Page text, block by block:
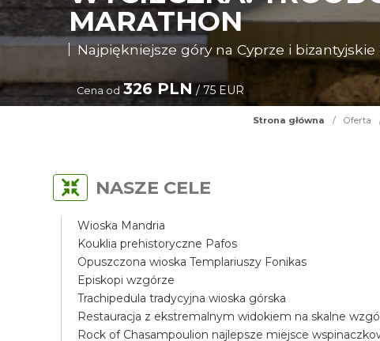
MARATHON
Najpiękniejsze góry na Cyprze i
Cena od 326 PLN / 75 EUR
Strona główna / Oferta
NASZE CELE
Wioska Mandria
Kouklia prehistoryczne Pafos
Opuszczona wioska Templariuszy Fonikas
Episkopi wzgórze
Trachipedula tradycyjna wioska górska
Restauracja z ekstremalnym widokiem na skalne
Rock of Chasampoulion najlepsze miejsce